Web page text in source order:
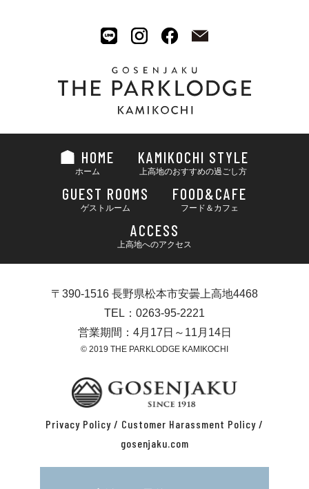
HOME
ホーム
KAMIKOCHI STYLE
上高地のおすすめの過ごし方
GUEST ROOMS
ゲストルーム
FOOD&CAFE
フード＆カフェ
ACCESS
上高地へのアクセス
〒390-1516 長野県松本市安曇上高地4468
TEL：0263-95-2221
営業期間：4月17日～11月14日
© 2019 THE PARKLODGE KAMIKOCHI
Privacy Policy / Customer Harassment Policy /
gosenjaku.com